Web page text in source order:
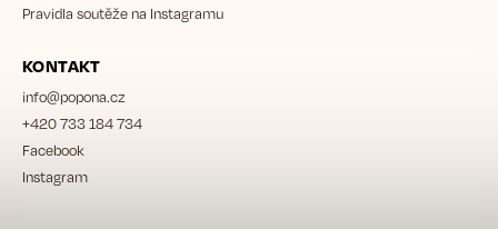
Pravidla soutěže na Instagramu
KONTAKT
info@popona.cz
+420 733 184 734
Facebook
Instagram